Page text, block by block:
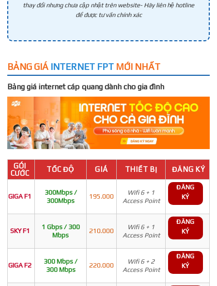
thay đổi nhưng chưa cập nhật trên website- Hãy liên hệ hotline
để được tư vấn chính xác
BẢNG GIÁ INTERNET FPT MỚI NHẤT
Bảng giá internet cáp quang dành cho gia đình
GÓI
CƯỚC
TỐC ĐỘ GIÁ THIẾT BỊ ĐĂNG KÝ
GIGA F1
300Mbps /
300Mbps
195.000
Wifi 6 + 1
Access Point
ĐĂNG
KÝ
SKY F1
1 Gbps / 300
Mbps
210.000
Wifi 6 + 1
Access Point
ĐĂNG
KÝ
GIGA F2
300 Mbps /
300 Mbps
220.000
Wifi 6 + 2
Access Point
ĐĂNG
KÝ